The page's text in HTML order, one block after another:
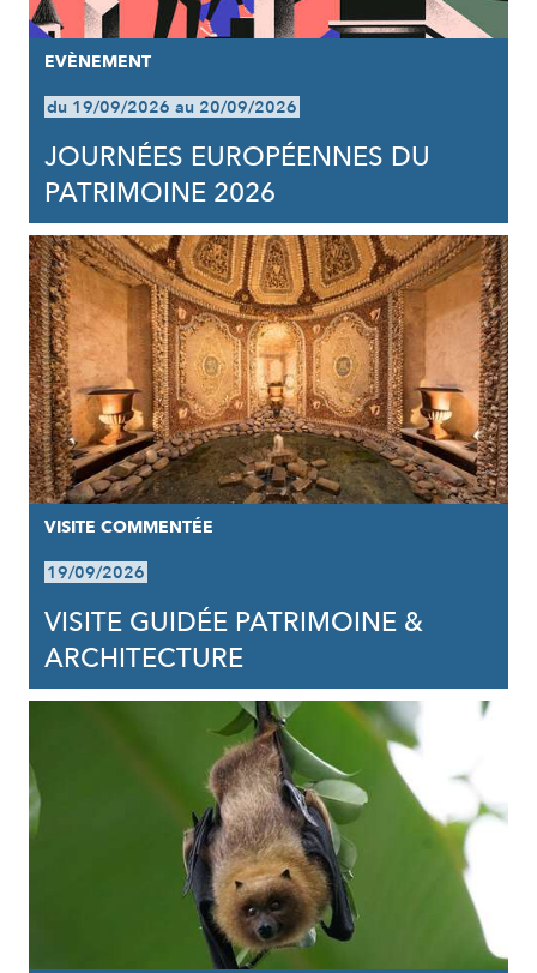
EVÈNEMENT
du 19/09/2026 au 20/09/2026
JOURNÉES EUROPÉENNES DU
PATRIMOINE 2026
VISITE COMMENTÉE
19/09/2026
VISITE GUIDÉE PATRIMOINE &
ARCHITECTURE